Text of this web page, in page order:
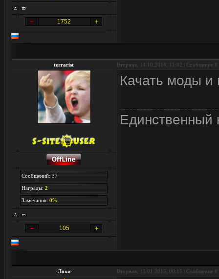
1752
terrarist Вторник, 14.10.2014, 11:02 | Сообщение #
Сообщений: 37
Награды:2
Замечания:0%
105
Качать моды и
Единственный
-Локи- Вторник, 13.01.2015, 00:15 | Сообщение #